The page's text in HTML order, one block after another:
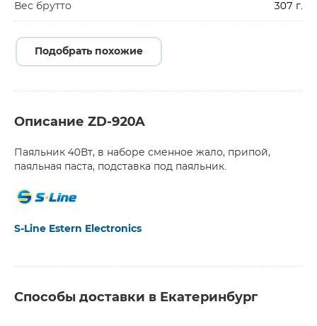
Вес брутто 307 г.
Подобрать похожие
Описание ZD-920A
Паяльник 40Вт, в наборе сменное жало, припой,
паяльная паста, подставка под паяльник.
S-Line Estern Electronics
Способы доставки в Екатеринбург